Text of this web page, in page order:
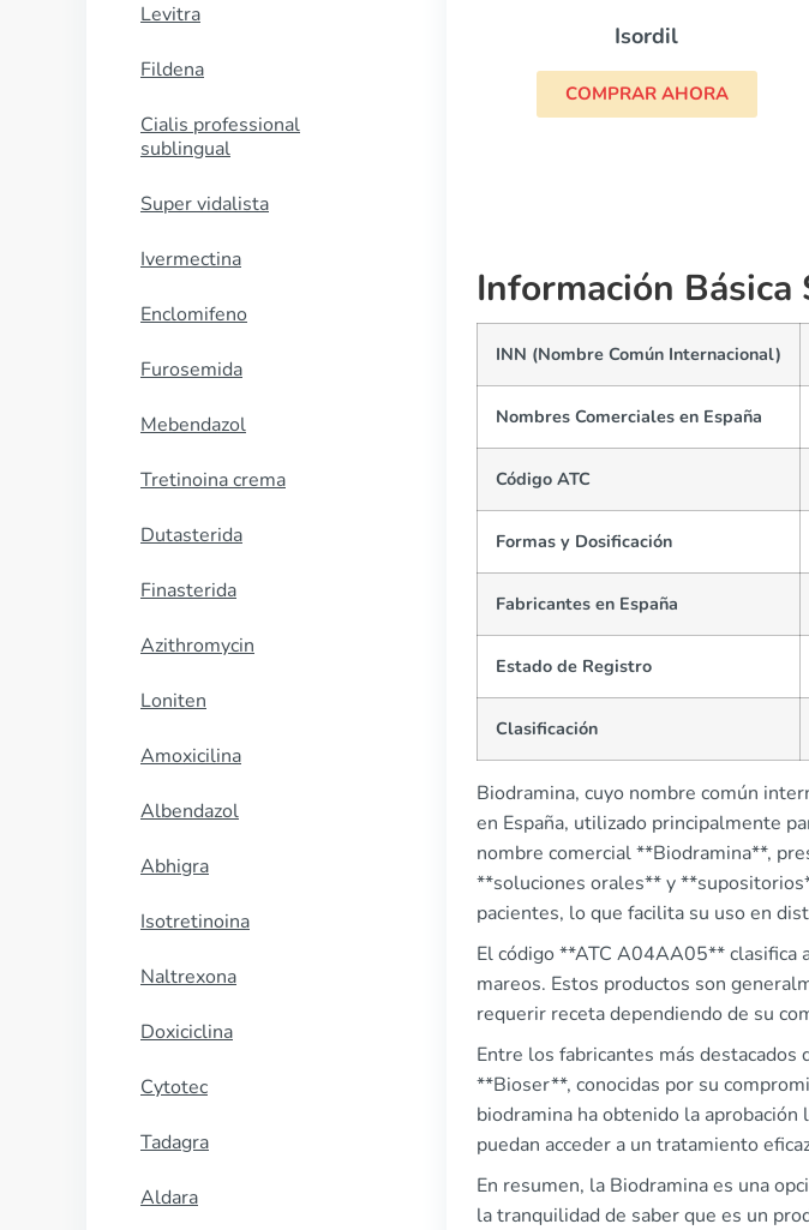
Levitra
Fildena
Cialis professional
sublingual
Super vidalista
Ivermectina
Enclomifeno
Furosemida
Mebendazol
Tretinoina crema
Dutasterida
Finasterida
Azithromycin
Loniten
Amoxicilina
Albendazol
Abhigra
Isotretinoina
Naltrexona
Doxiciclina
Cytotec
Tadagra
Aldara
Sleepose
COMPRAR AHORA
Información
INN (Nombre Común Internacional)
Nombres Comerciales en España
Código ATC
Formas y Dosificación
Fabricantes en España
Estado de Registro
Clasificación
Biodramina, cuyo nombre común
en España, utilizado principalmente
nombre comercial **Biodramina**,
**soluciones orales** y
pacientes, lo que facilita su uso en
El código **ATC A04AA05** clasifica
mareos. Estos productos son
requerir receta dependiendo de su
Entre los fabricantes más
**Bioser**, conocidas por su
biodramina ha obtenido la
puedan acceder a un tratamiento
En resumen, la Biodramina es una
la tranquilidad de saber que es un